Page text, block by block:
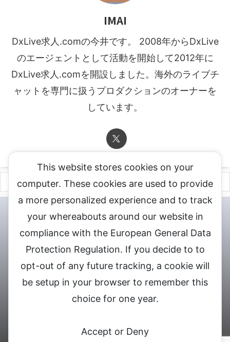
IMAI
DxLive求人.comの今井です。 2008年からDxLive
のエージェントとして活動を開始して2012年に
DxLive求人.comを開設しました。海外のライブチ
ャットを専門に扱うプロダクションのオーナーを
しています。
チャットレディ登録申込 DXLIVE求人.comへお問合せ
DXLIVE 退
会・解約・移籍の申請
式サイト
DXLIVEのチャットレディ求人情報サイト
This website stores cookies on your
computer. These cookies are used to provide
a more personalized experience and to track
your whereabouts around our website in
compliance with the European General Data
Protection Regulation. If you decide to to
opt-out of any future tracking, a cookie will
be setup in your browser to remember this
choice for one year.
Accept or Deny